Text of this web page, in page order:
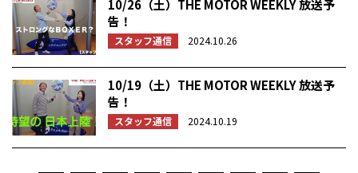
10/26（土）THE MOTOR WEEKLY 放送予
告！
スタッフ通信 2024.10.26
10/19（土）THE MOTOR WEEKLY 放送予
告！
スタッフ通信 2024.10.19